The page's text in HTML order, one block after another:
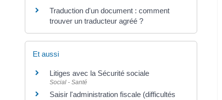
Traduction d'un document : comment
trouver un traducteur agréé ?
Et aussi
Litiges avec la Sécurité sociale
Social - Santé
Saisir l'administration fiscale (difficultés